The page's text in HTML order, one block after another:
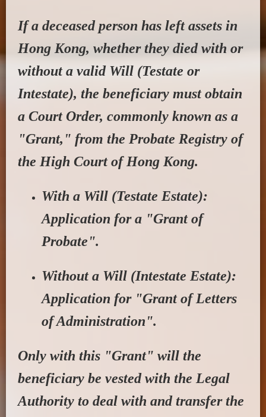
If a deceased person has left assets in
Hong Kong, whether they died with or
without a valid Will (Testate or
Intestate), the beneficiary must obtain
a Court Order, commonly known as a
"Grant," from the Probate Registry of
the High Court of Hong Kong.
With a Will (Testate Estate):
Application for a "Grant of
Probate".
Without a Will (Intestate Estate):
Application for "Grant of Letters
of Administration".
Only with this "Grant" will the
beneficiary be vested with the Legal
Authority to deal with and transfer the